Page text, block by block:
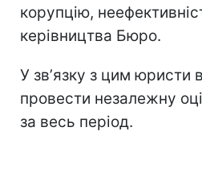
корупцію,
керівництва Бюро.
У звʼязку з цим юристи
провести незалежну
за весь період.